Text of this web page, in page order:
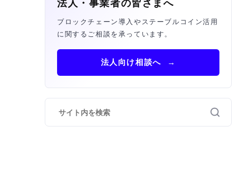
法人・事業者の皆さまへ
ブロックチェーン導入やステーブルコイン活用
に関するご相談を承っています。
法人向け相談へ